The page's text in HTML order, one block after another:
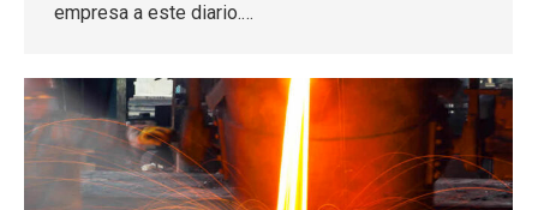
empresa a este diario.…